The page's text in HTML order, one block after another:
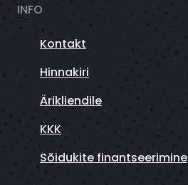
INFO
Kontakt
Hinnakiri
Ärikliendile
KKK
Sõidukite finantseerimine